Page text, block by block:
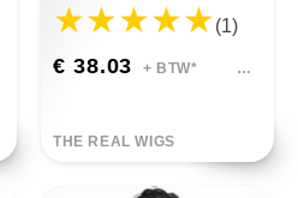
(1)
€ 38.03 + BTW*
THE REAL WIGS